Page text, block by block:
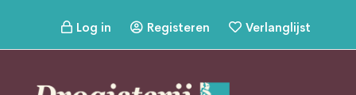
Log in Registeren Verlanglijst